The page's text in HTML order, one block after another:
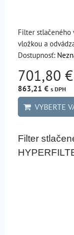
Filter stlačeného
vložkou a
Dostupnosť:
701,80 €
863,21 € s DPH
VYBERTE
Filter